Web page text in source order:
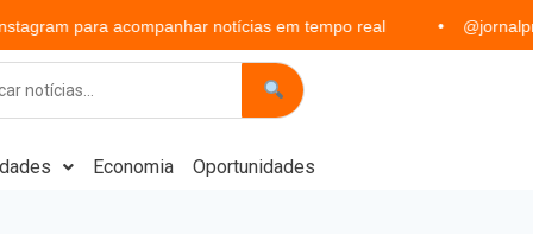
acompanhar notícias em tempo real
Economia Oportunidades